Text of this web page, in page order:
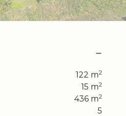
-
122 m2
15 m2
436 m2
5